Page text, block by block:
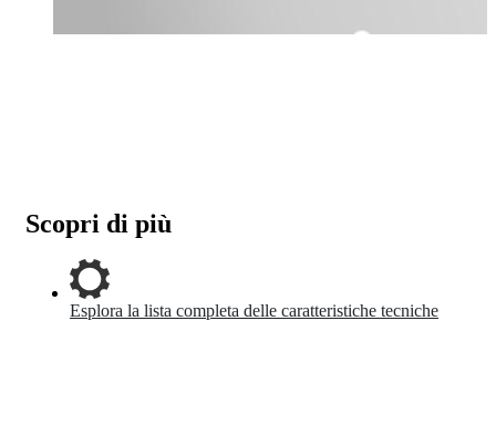
Scopri di più
Esplora la lista completa delle caratteristiche tecniche